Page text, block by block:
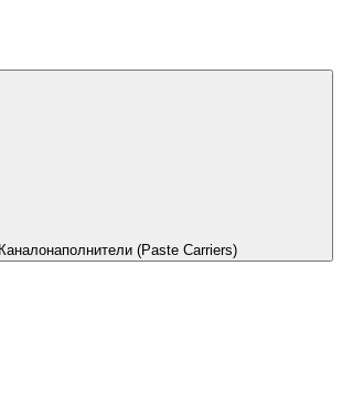
Каналонаполнители (Paste Carriers)